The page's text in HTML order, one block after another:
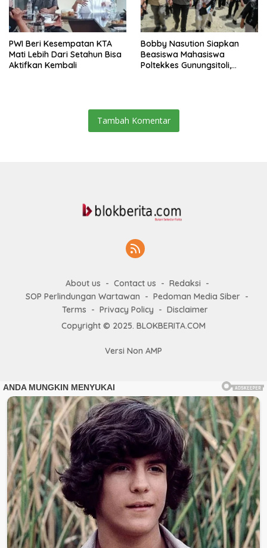
PWI Beri Kesempatan KTA
Mati Lebih Dari Setahun Bisa
Aktifkan Kembali
Bobby Nasution Siapkan
Beasiswa Mahasiswa
Poltekkes Gunungsitoli,
Tambah Komentar
About us Contact us
Redaksi
SOP Perlindungan Wartawan
Pedoman Media Siber
Terms
Privacy Policy
Disclaimer
Copyright © 2025. BLOKBERITA.COM
Versi Non AMP